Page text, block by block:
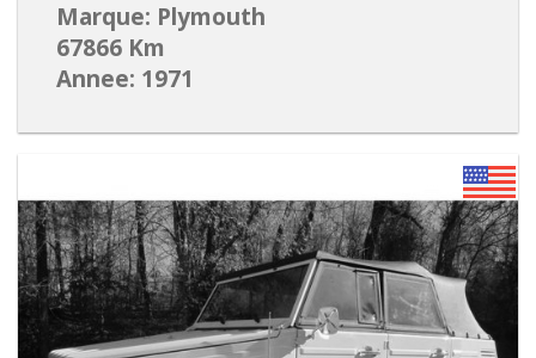
Marque: Plymouth
67866 Km
Annee: 1971